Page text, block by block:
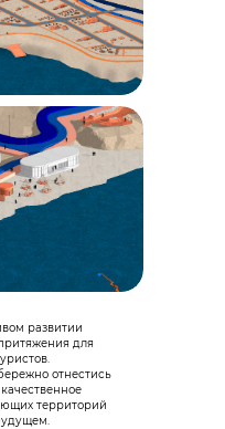
развитии
для
отнестись
территорий